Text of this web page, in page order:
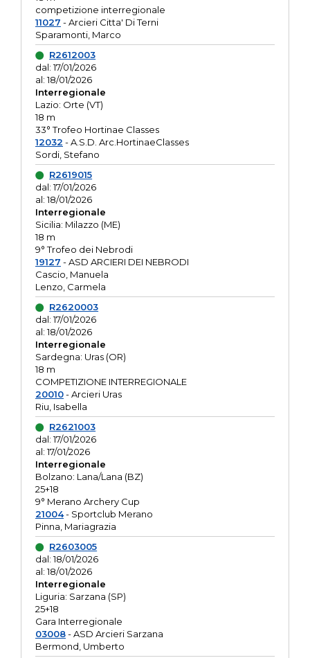
competizione interregionale
11027 - Arcieri Citta' Di Terni
Sparamonti, Marco
R2612003
dal: 17/01/2026
al: 18/01/2026
Interregionale
Lazio: Orte (VT)
18 m
33° Trofeo Hortinae Classes
12032 - A.S.D. Arc.HortinaeClasses
Sordi, Stefano
R2619015
dal: 17/01/2026
al: 18/01/2026
Interregionale
Sicilia: Milazzo (ME)
18 m
9° Trofeo dei Nebrodi
19127 - ASD ARCIERI DEI NEBRODI
Cascio, Manuela
Lenzo, Carmela
R2620003
dal: 17/01/2026
al: 18/01/2026
Interregionale
Sardegna: Uras (OR)
18 m
COMPETIZIONE INTERREGIONALE
20010- Arcieri Uras
Riu, Isabella
R2621003
dal: 17/01/2026
al: 17/01/2026
Interregionale
Bolzano: Lana/Lana (BZ)
25+18
9° Merano Archery Cup
21004- Sportclub Merano
Pinna, Mariagrazia
R2603005
dal: 18/01/2026
al: 18/01/2026
Interregionale
Liguria: Sarzana (SP)
25+18
Gara Interregionale
03008- ASD Arcieri Sarzana
Bermond, Umberto